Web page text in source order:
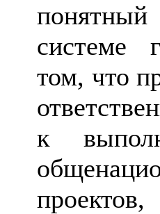
понятный
системе
том, что
к